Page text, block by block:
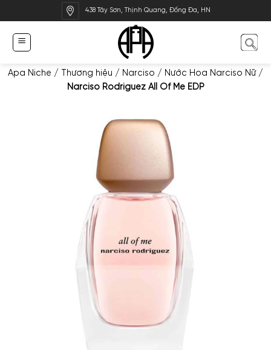
qua
dung
438 Tây Sơn, Thịnh Quang, Đống Đa, HN
Apa Niche / Thương hiệu / Narciso / Nước Hoa Narciso Nữ/
Narciso Rodriguez All Of Me EDP